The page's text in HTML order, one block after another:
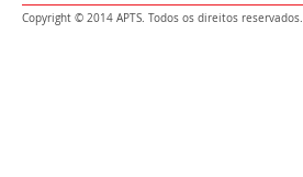
Copyright © 2014 APTS. Todos os direitos reservados.